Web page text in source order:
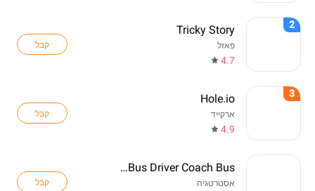
2
Tricky Story
פאזל
4.7
קבל
3
Hole.io
ארקייד
4.9
קבל
Real Bus Driver Coach Bus
אסטרטגיה קבל